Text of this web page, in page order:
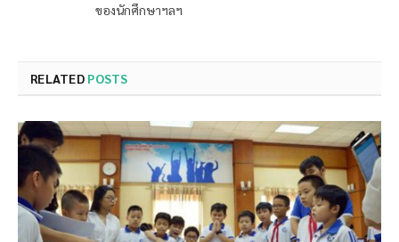
ของนักศึกษาฯลฯ
RELATED POSTS